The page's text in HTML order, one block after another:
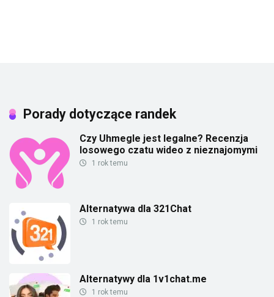
Porady dotyczące randek
Czy Uhmegle jest legalne? Recenzja
losowego czatu wideo z nieznajomymi
1 rok temu
Alternatywa dla 321Chat
1 rok temu
Alternatywy dla 1v1chat.me
1 rok temu